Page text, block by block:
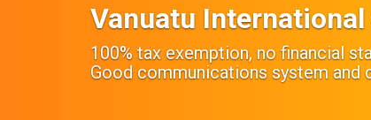
Vanuatu International
100% tax exemption, no financial
Good communications system and